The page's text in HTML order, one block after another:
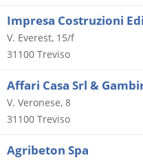
V. Everest, 15/f
31100 Treviso
Affari Casa Srl &
V. Veronese, 8
31100 Treviso
Agribeton Spa